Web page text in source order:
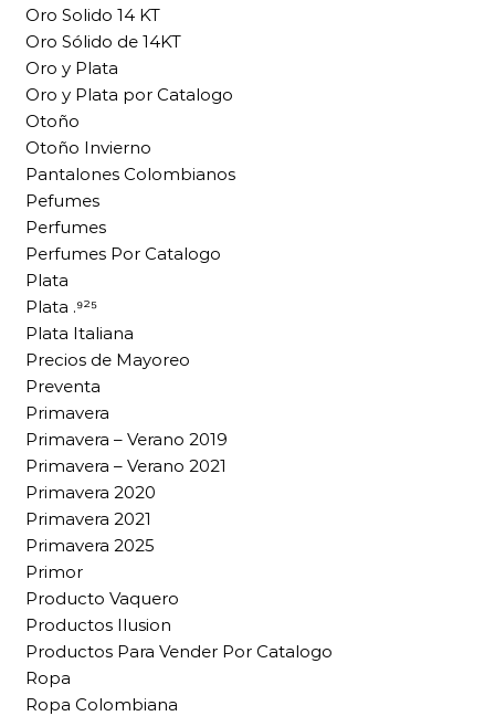
Oro Solido 14 KT
Oro Sólido de 14KT
Oro y Plata
Oro y Plata por Catalogo
Otoño
Otoño Invierno
Pantalones Colombianos
Pefumes
Perfumes
Perfumes Por Catalogo
Plata
Plata .⁹²⁵
Plata Italiana
Precios de Mayoreo
Preventa
Primavera
Primavera – Verano 2019
Primavera – Verano 2021
Primavera 2020
Primavera 2021
Primavera 2025
Primor
Producto Vaquero
Productos Ilusion
Productos Para Vender Por Catalogo
Ropa
Ropa Colombiana